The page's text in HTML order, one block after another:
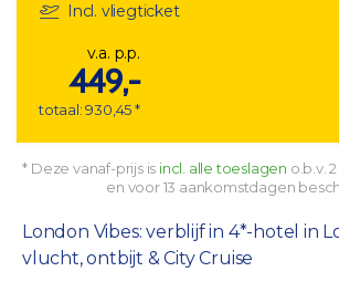
Incl. vliegticket
v.a. p.p.
449,-
totaal: 930,45 *
* Deze vanaf-prijs is incl. alle toeslagen o.b.v.
en voor 13 aankomstdagen
London Vibes: verblijf in 4*-hotel in
vlucht, ontbijt & City Cruise